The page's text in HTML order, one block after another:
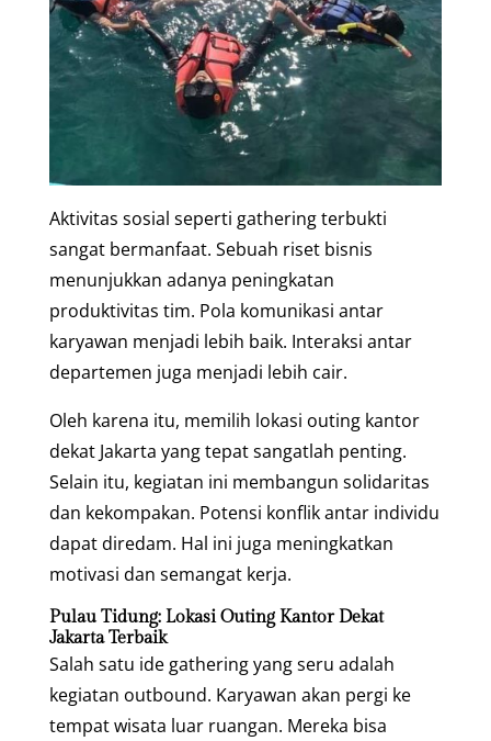
Aktivitas sosial seperti gathering terbukti
sangat bermanfaat. Sebuah riset bisnis
menunjukkan adanya peningkatan
produktivitas tim. Pola komunikasi antar
karyawan menjadi lebih baik. Interaksi antar
departemen juga menjadi lebih cair.
Oleh karena itu, memilih lokasi outing kantor
dekat Jakarta yang tepat sangatlah penting.
Selain itu, kegiatan ini membangun solidaritas
dan kekompakan. Potensi konflik antar individu
dapat diredam. Hal ini juga meningkatkan
motivasi dan semangat kerja.
Pulau Tidung: Lokasi Outing Kantor Dekat
Jakarta Terbaik
Salah satu ide gathering yang seru adalah
kegiatan outbound. Karyawan akan pergi ke
tempat wisata luar ruangan. Mereka bisa